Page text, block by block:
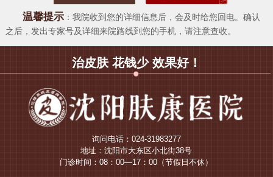
温馨提示：我院收到您的详细信息后，会及时给您回电。确认
之后，发出专家号及详细来院路线到您的手机，请注意查收。
治皮肤 花钱少 效果好！
询问电话：024-31983277
地址：沈阳市大东区小北街38号
门诊时间：08：00—17：00（节假日不休）